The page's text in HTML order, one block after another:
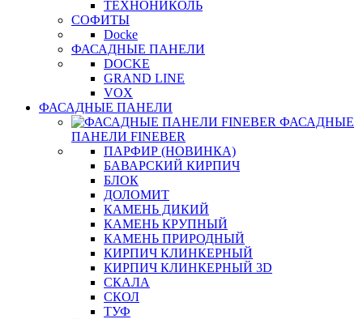
ТЕХНОНИКОЛЬ
СОФИТЫ
Docke
ФАСАДНЫЕ ПАНЕЛИ
DOCKE
GRAND LINE
VOX
ФАСАДНЫЕ ПАНЕЛИ
ФАСАДНЫЕ
ПАНЕЛИ FINEBER
ПАРФИР (НОВИНКА)
БАВАРСКИЙ КИРПИЧ
БЛОК
ДОЛОМИТ
КАМЕНЬ ДИКИЙ
КАМЕНЬ КРУПНЫЙ
КАМЕНЬ ПРИРОДНЫЙ
КИРПИЧ КЛИНКЕРНЫЙ
КИРПИЧ КЛИНКЕРНЫЙ 3D
СКАЛА
СКОЛ
ТУФ